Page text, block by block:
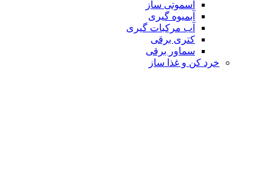
اسموتی ساز
آبمیوه گیری
آب مرکبات گیری
کتری برقی
سماور برقی
خرد کن و غذا ساز